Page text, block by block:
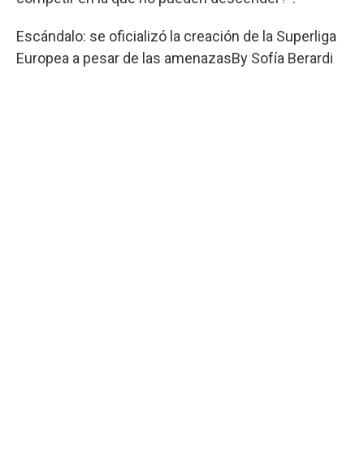
Escándalo: se oficializó la creación de la Superliga
Europea a pesar de las amenazasBy Sofía Berardi